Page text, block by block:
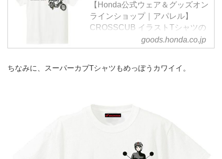
【Honda公式ウェア＆グッズオン
ラインショップ｜アパレル】
CROSSCUB イラストTシャツの
ページ。スーパーカブシリーズの
世界生産累計台数1億台、誕生60
ャツです。
goods.honda.co.jp
ちなみに、スーパーカブTシャツもめっぽうカワイイ。